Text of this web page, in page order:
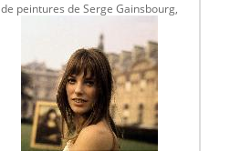
de peintures de Serge Gainsbourg,
Paris 1969